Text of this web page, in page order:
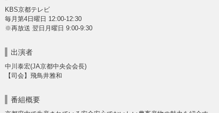
KBS京都テレビ
毎月第4日曜日 12:00-12:30
※再放送 翌日月曜日 9:00-9:30
出演者
中川泰宏(JA京都中央会会長)
【司会】飛鳥井雅和
番組概要